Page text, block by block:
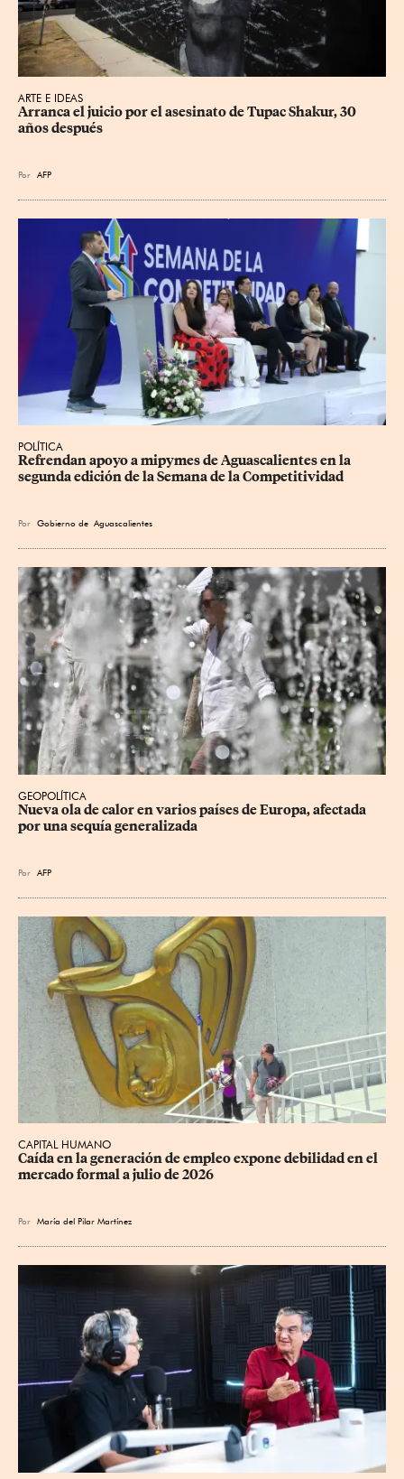
ARTE E IDEAS
Arranca el juicio por el asesinato de Tupac Shakur, 30
años después
Por AFP
POLÍTICA
Refrendan apoyo a mipymes de Aguascalientes en la
segunda edición de la Semana de la Competitividad
Por Gobierno de Aguascalientes
GEOPOLÍTICA
Nueva ola de calor en varios países de Europa, afectada
por una sequía generalizada
Por AFP
CAPITAL HUMANO
Caída en la generación de empleo expone debilidad en el
mercado formal a julio de 2026
Por María del Pilar Martínez